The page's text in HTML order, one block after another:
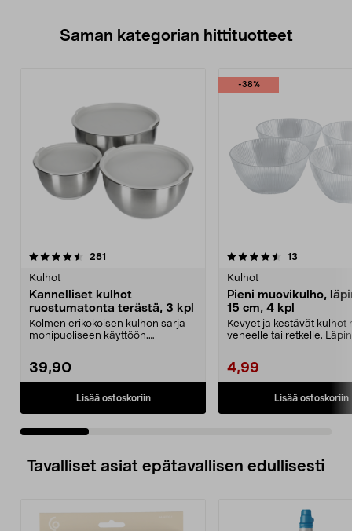
Saman kategorian hittituotteet
281
Kulhot
Kannelliset kulhot
ruostumatonta terästä, 3 kpl
Kolmen erikokoisen kulhon sarja
monipuoliseen käyttöön.
39,90
Lisää ostoskoriin
-38%
4.5 viidestä
13
Kulhot
Pieni muovikulho,
15 cm, 4 kpl
Kevyet ja kestävät kulhot
veneelle tai retkelle.
4,99
Lisää ostoskoriin
5.0 viidestä
Tavalliset asiat epätavallisen edullisesti